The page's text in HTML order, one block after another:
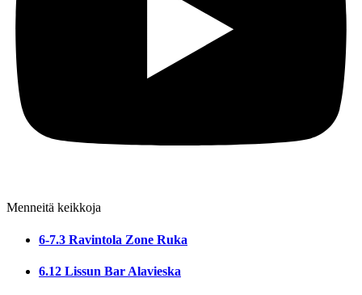
Menneitä keikkoja
6-7.3 Ravintola Zone Ruka
6.12 Lissun Bar Alavieska